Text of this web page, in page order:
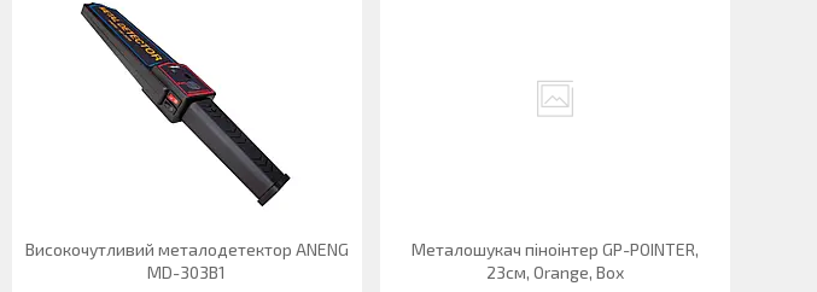
Високочутливий металодетектор ANENG
MD-303B1
Металошукач піноінтер GP-POINTER,
23см, Orange, Box